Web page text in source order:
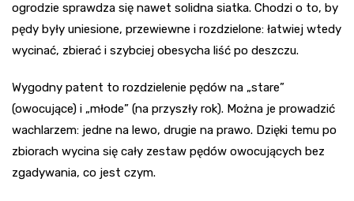
ogrodzie sprawdza się nawet solidna siatka. Chodzi o to, by
pędy były uniesione, przewiewne i rozdzielone: łatwiej wtedy
wycinać, zbierać i szybciej obesycha liść po deszczu.
Wygodny patent to rozdzielenie pędów na „stare”
(owocujące) i „młode” (na przyszły rok). Można je prowadzić
wachlarzem: jedne na lewo, drugie na prawo. Dzięki temu po
zbiorach wycina się cały zestaw pędów owocujących bez
zgadywania, co jest czym.